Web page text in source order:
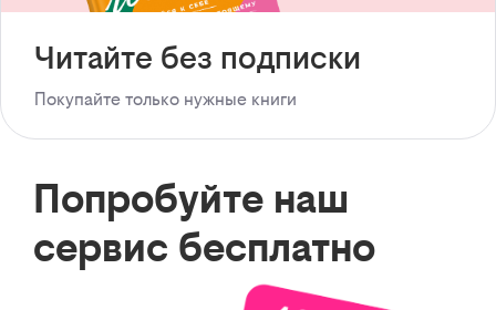
Читайте без подписки
Покупайте только нужные книги
Попробуйте наш
сервис бесплатно